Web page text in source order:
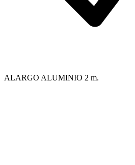
ALARGO ALUMINIO 2 m.